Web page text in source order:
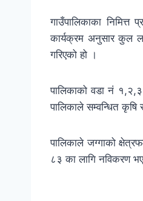
गाउँपालिकाका
कार्यक्रम अनुसार कुल
गरिएको हो ।
पालिकाको वडा नं
पालिकाले सम्वन्धित कृषि
पालिकाले जग्गाको
८३ का लागि नविकरण